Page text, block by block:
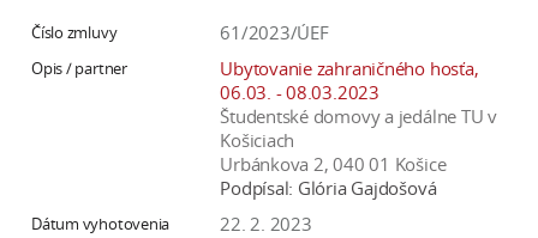
v
61/2023/ÚEF
Ubytovanie zahraničného hosťa,
06.03. - 08.03.2023
Študentské domovy a jedálne TU v
Košiciach
Urbánkova 2, 040 01 Košice
Podpísal: Glória Gajdošová
22. 2. 2023